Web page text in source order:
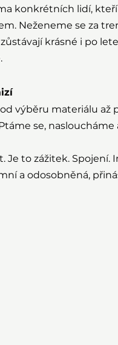
konkrétních lidí,
Neženeme se za
krásné i po
výběru materiálu až
se,
Je to zážitek.
a odosobněná,